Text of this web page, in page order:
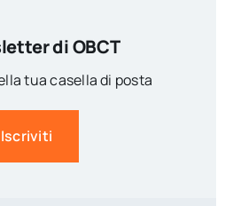
di OBCT
tua casella di posta
Iscriviti